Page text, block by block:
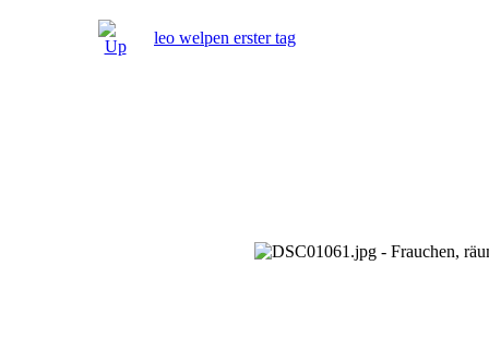
leo welpen erster tag